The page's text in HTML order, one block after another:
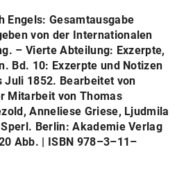
Engels: Gesamtausgabe
von der Internationalen
– Vierte Abteilung: Exzerpte,
Bd. 10: Exzerpte und Notizen
Juli 1852. Bearbeitet von
Mitarbeit von Thomas
Anneliese Griese, Ljudmila
Berlin: Akademie Verlag
Abb. | ISBN 978–3–11–